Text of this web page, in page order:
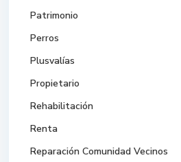
Patrimonio
Perros
Plusvalías
Propietario
Rehabilitación
Renta
Reparación Comunidad Vecinos